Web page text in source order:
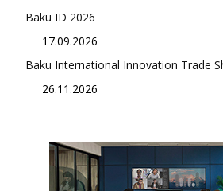
Baku ID 2026
17.09.2026
Baku International Innovation Trade
26.11.2026